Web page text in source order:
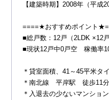
【建築時期】2008年（平成
====★おすすめポイント
■総戸数：12戸（2LDK ×12
■現状12戸中0戸空 稼働率
＊貸室面積、41～45平米タ
＊南北線 平岸駅 徒歩11分
＊入退去の少ないマンション